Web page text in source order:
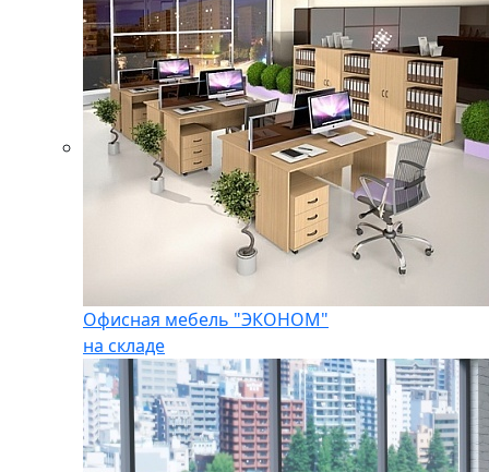
Офисная мебель "ЭКОНОМ"
на складе